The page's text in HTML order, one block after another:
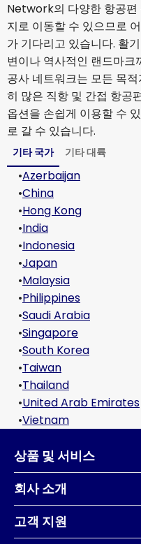
Network의 다양한 항공편
지로 이동할 수 있으므로
가 기다리고 있습니다. 활
변이나 역사적인 랜드마
공사 네트워크는 모든 목
히 많은 직항 및 간접 항공
옵션을 손쉽게 이용할 수
로 갈 수 있습니다.
기타 국가 기타 대륙
•Azerbaijan
•China
•Hong Kong
•India
•Indonesia
•Japan
•Malaysia
•Philippines
•Saudi Arabia
•Singapore
•South Korea
•Taiwan
•Thailand
•United Arab Emirates
•Vietnam
상품 및 서비스
회사 소개
고객 지원